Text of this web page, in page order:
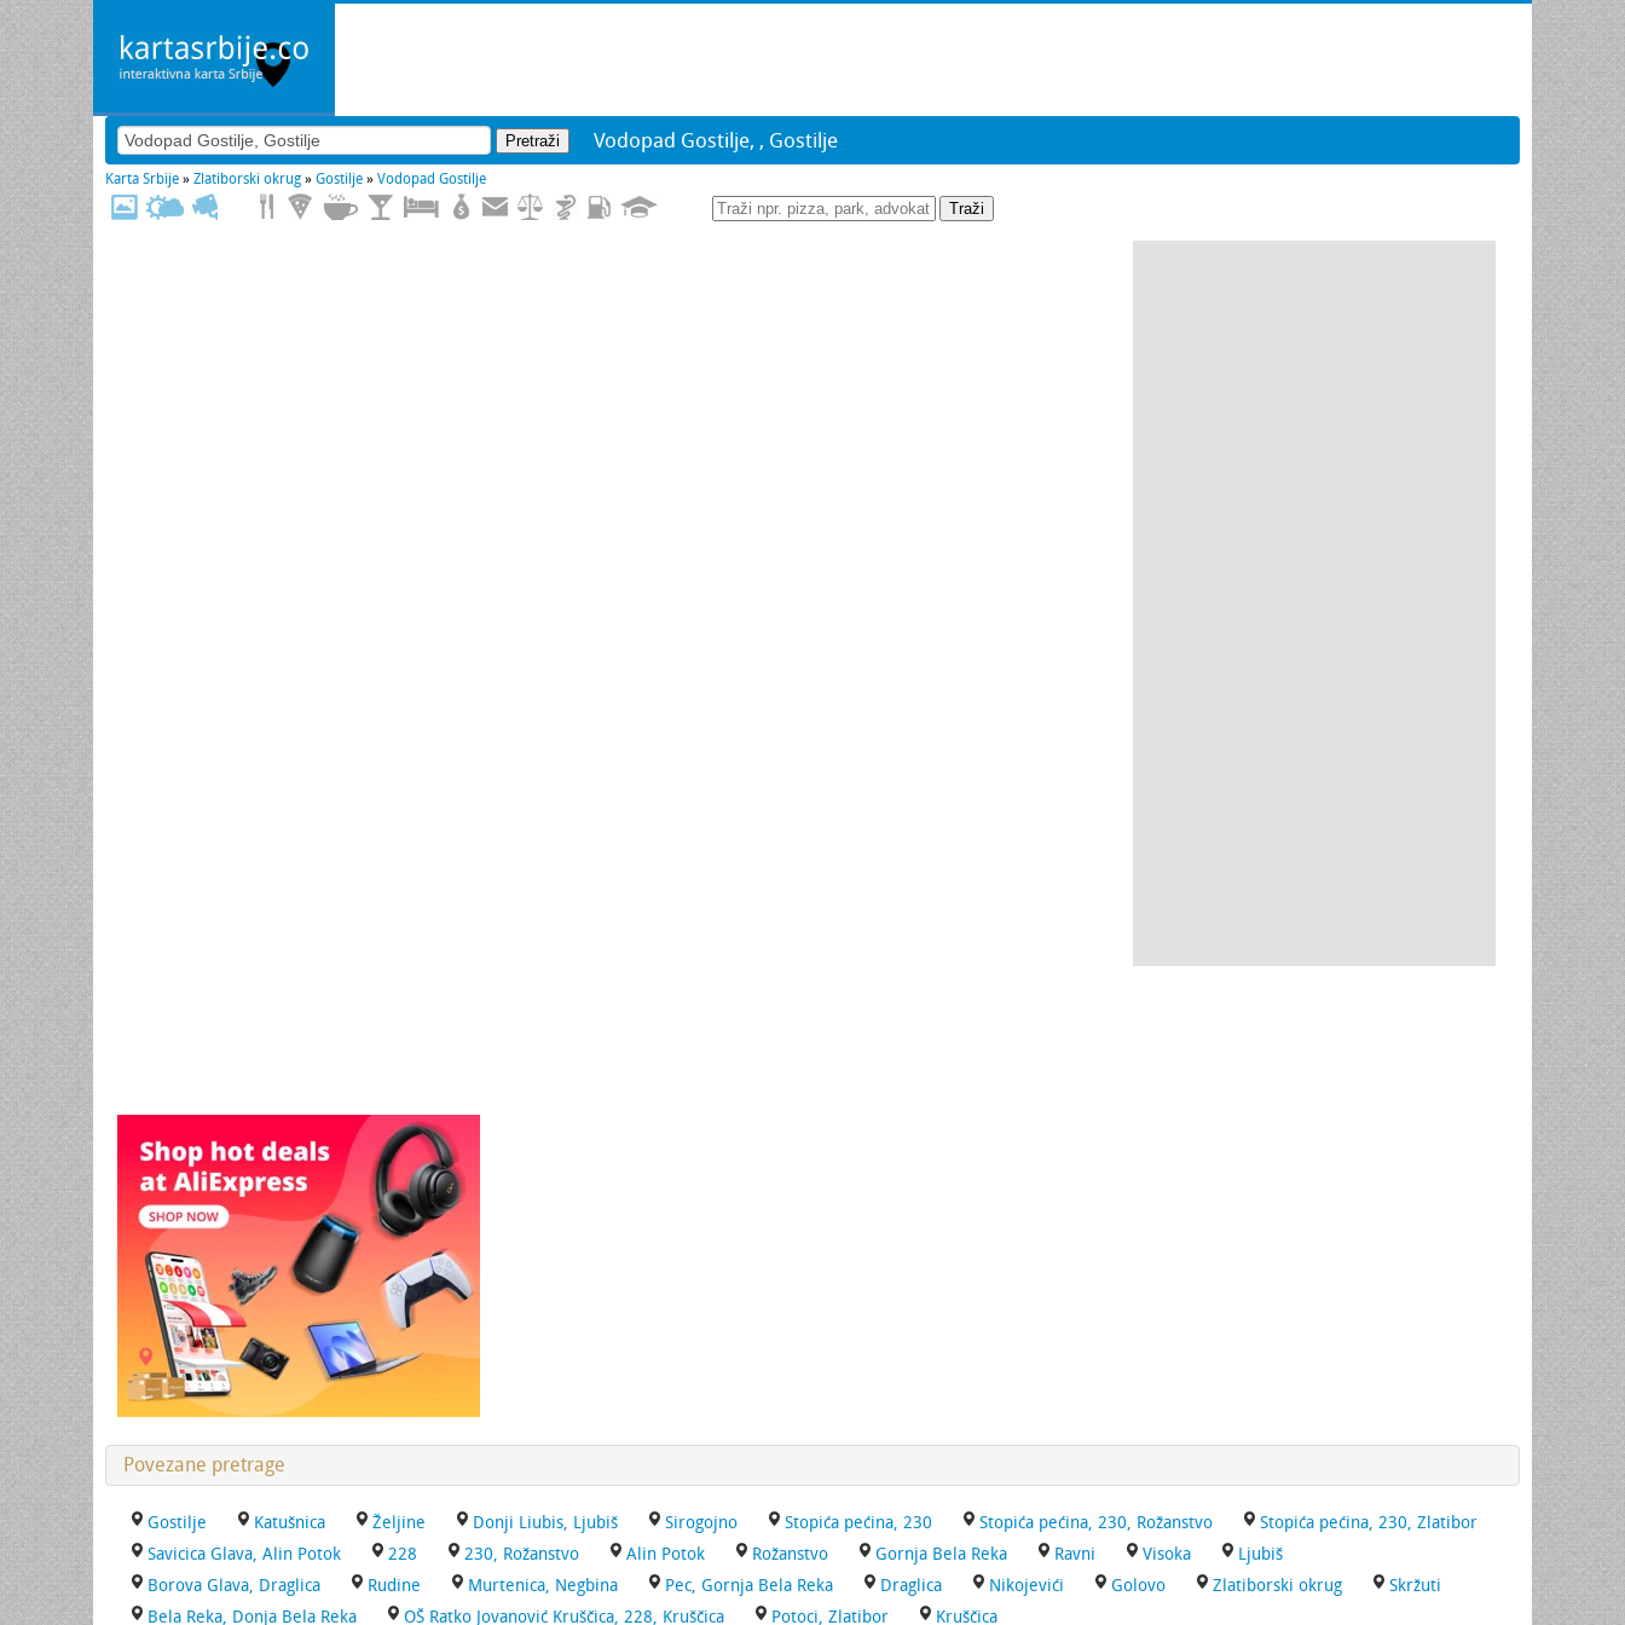
Vodopad Gostilje, , Gostilje
Karta Srbije » Zlatiborski okrug » Gostilje » Vodopad Gostilje
Traži
Povezane pretrage
Gostilje Katušnica Željine Donji Liubis, Ljubiš Sirogojno Stopića pećina, 230 Stopića pećina, 230, Rožanstvo
Stopića pećina, 230, Zlatibor
Savicica Glava, Alin Potok
228 230, Rožanstvo Alin Potok Rožanstvo Gornja Bela Reka Ravni Visoka
Ljubiš
Borova Glava, Draglica
Rudine Murtenica, Negbina Pec, Gornja Bela Reka Draglica Nikojevići Golovo Zlatiborski okrug
Skržuti
Bela Reka, Donja Bela Reka
OŠ Ratko Jovanović Kruščica, 228, Kruščica Potoci, Zlatibor Kruščica